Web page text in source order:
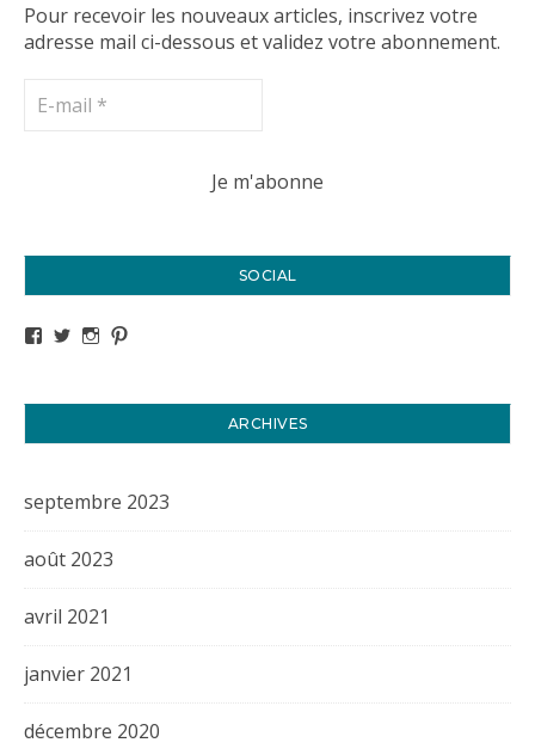
Pour recevoir les nouveaux articles, inscrivez votre
adresse mail ci-dessous et validez votre abonnement.
SOCIAL
Voir le profil de titval35 sur Facebook
Voir le profil de titval35 sur Twitter
Voir le profil de titval35 sur Instagram
ARCHIVES
septembre 2023
août 2023
avril 2021
janvier 2021
décembre 2020